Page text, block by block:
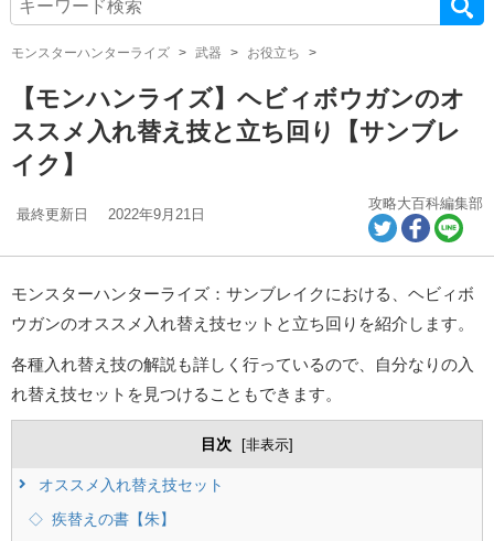
モンスターハンターライズ 武器 お役立ち
【モンハンライズ】ヘビィボウガンのオ
ススメ入れ替え技と立ち回り【サンブレ
イク】
最終更新日 2022年9月21日
攻略大百科編集部
モンスターハンターライズ：サンブレイクにおける、ヘビィボ
ウガンのオススメ入れ替え技セットと立ち回りを紹介します。
各種入れ替え技の解説も詳しく行っているので、自分なりの入
れ替え技セットを見つけることもできます。
目次 [非表示]
オススメ入れ替え技セット
疾替えの書【朱】